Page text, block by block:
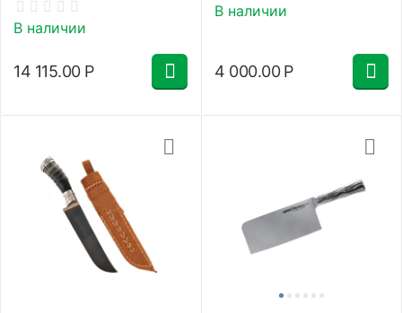
В наличии
14 115.00 Р
В наличии
4 000.00 Р